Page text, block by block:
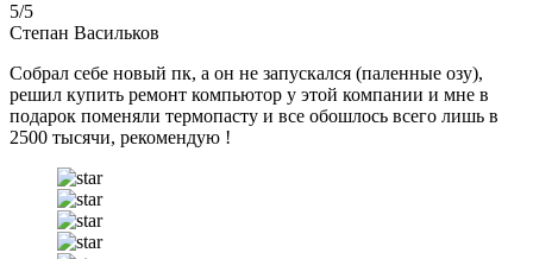
5/5
Степан Васильков
Собрал себе новый пк, а он не запускался (паленные озу),
решил купить ремонт компьютор у этой компании и мне в
подарок поменяли термопасту и все обошлось всего лишь в
2500 тысячи, рекомендую !